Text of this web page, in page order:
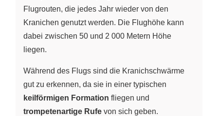
Flugrouten, die jedes Jahr wieder von den
Kranichen genutzt werden. Die Flughöhe kann
dabei zwischen 50 und 2 000 Metern Höhe
liegen.
Während des Flugs sind die Kranichschwärme
gut zu erkennen, da sie in einer typischen
keilförmigen Formation fliegen und
trompetenartige Rufe von sich geben.